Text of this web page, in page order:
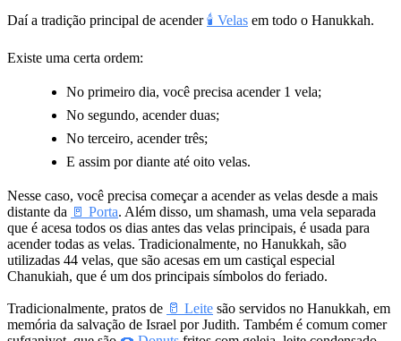
Daí a tradição principal de acender🕯 Velas em todo o Hanukkah.
Existe uma certa ordem:
No primeiro dia, você precisa acender 1 vela;
No segundo, acender duas;
No terceiro, acender três;
E assim por diante até oito velas.
Nesse caso, você precisa começar a acender as velas desde a mais
distante da 🚪 Porta. Além disso, um shamash, uma vela separada
que é acesa todos os dias antes das velas principais, é usada para
acender todas as velas. Tradicionalmente, no Hanukkah, são
utilizadas 44 velas, que são acesas em um castiçal especial
Chanukiah, que é um dos principais símbolos do feriado.
Tradicionalmente, pratos de 🥛 Leite são servidos no Hanukkah, em
memória da salvação de Israel por Judith. Também é comum comer